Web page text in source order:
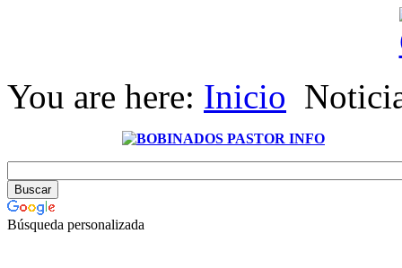
You are here: Inicio
Búsqueda personalizada